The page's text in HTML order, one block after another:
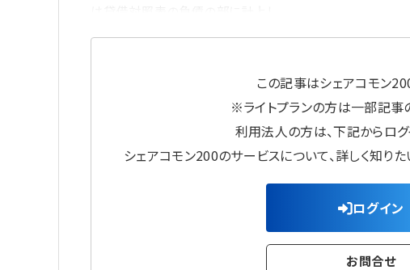
この記事はシェアコモン
※ライトプランの方は一部記事
利用法人の方は、下記からログ
シェアコモン200のサービスについて、詳しく知り
ログイン
お問合せ